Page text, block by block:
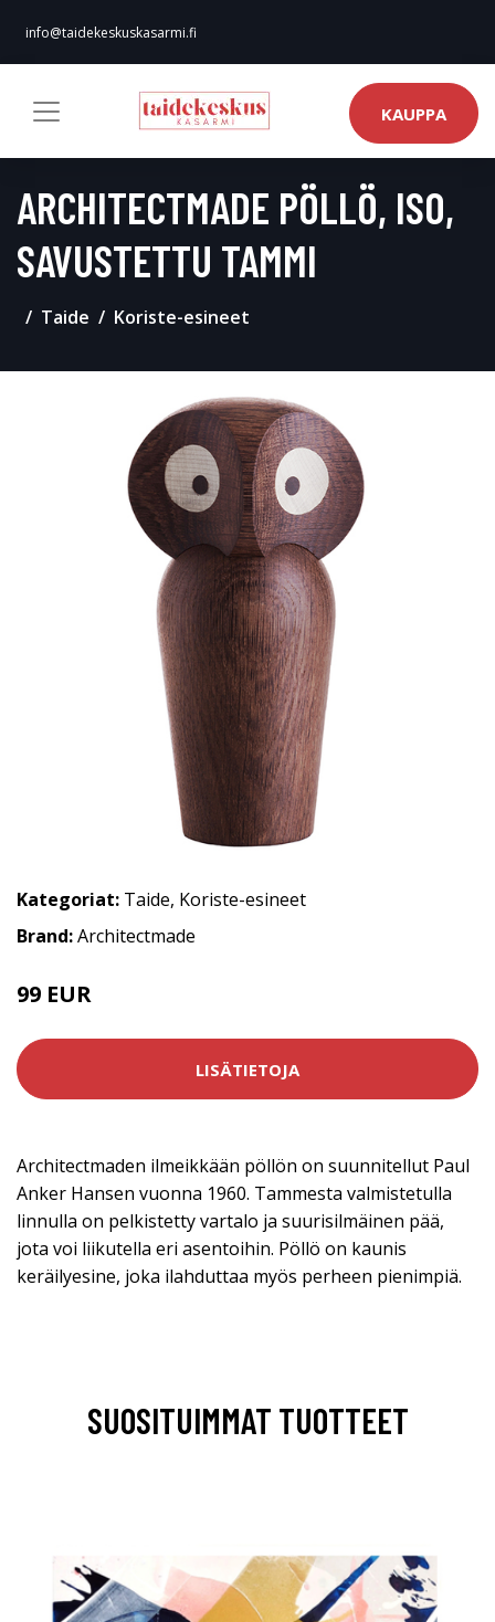
info@taidekeskuskasarmi.fi
KAUPPA
ARCHITECTMADE PÖLLÖ, ISO,
SAVUSTETTU TAMMI
Taide Koriste-esineet
Kategoriat: Taide, Koriste-esineet
Brand:Architectmade
99 EUR
LISÄTIETOJA
Architectmaden ilmeikkään pöllön on suunnitellut Paul
Anker Hansen vuonna 1960. Tammesta valmistetulla
linnulla on pelkistetty vartalo ja suurisilmäinen pää,
jota voi liikutella eri asentoihin. Pöllö on kaunis
keräilyesine, joka ilahduttaa myös perheen pienimpiä.
SUOSITUIMMAT TUOTTEET